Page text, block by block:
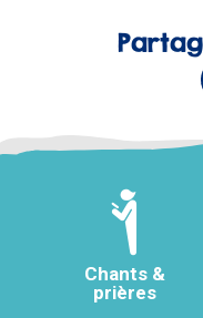
Chants &
prières